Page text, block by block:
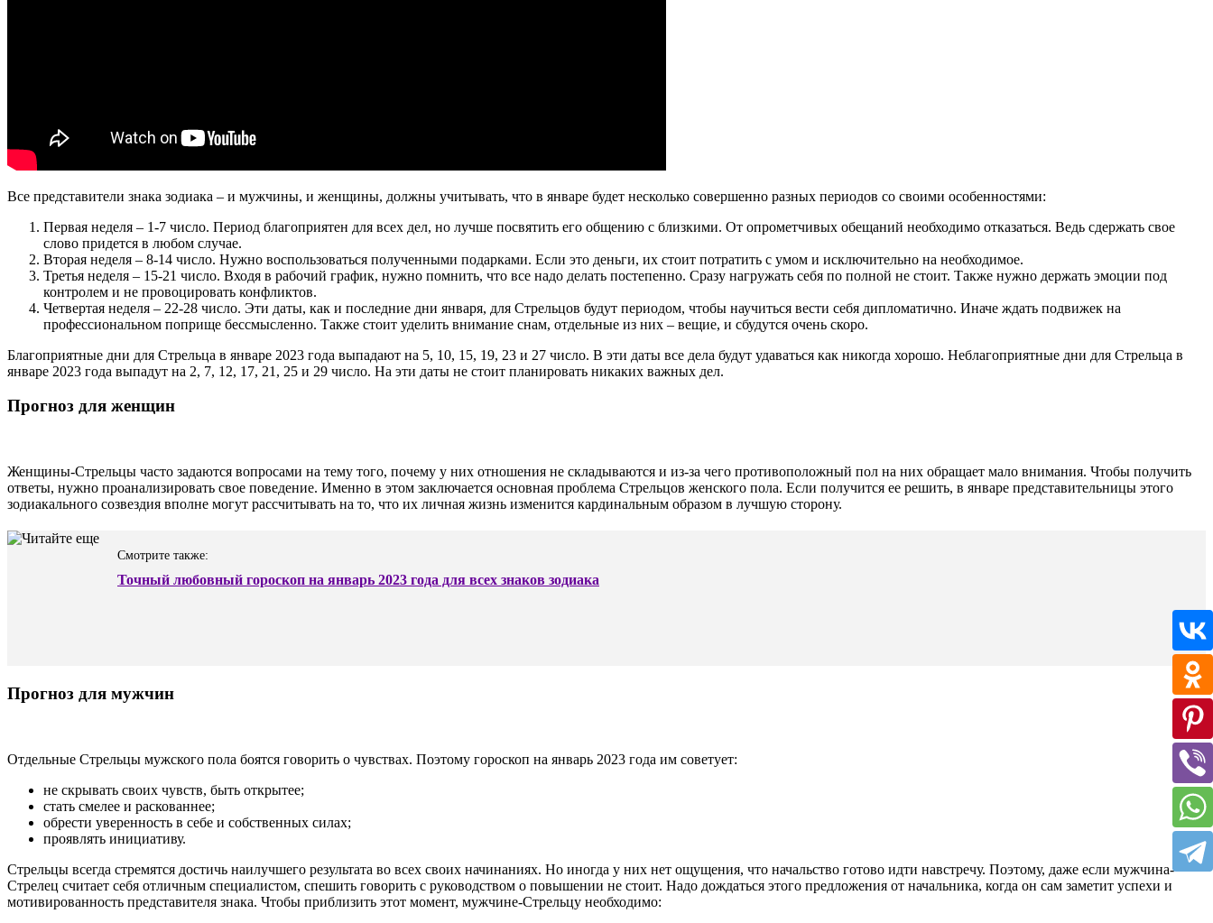
Все представители знака зодиака – и мужчины, и женщины, должны учитывать, что в январе будет несколько совершенно разных периодов со своими особенностями:
Первая неделя – 1-7 число. Период благоприятен для всех дел, но лучше посвятить его общению с близкими. От опрометчивых обещаний необходимо отказаться. Ведь сдержать свое
слово придется в любом случае.
Вторая неделя – 8-14 число. Нужно воспользоваться полученными подарками. Если это деньги, их стоит потратить с умом и исключительно на необходимое.
Третья неделя – 15-21 число. Входя в рабочий график, нужно помнить, что все надо делать постепенно. Сразу нагружать себя по полной не стоит. Также нужно держать эмоции под
контролем и не провоцировать конфликтов.
Четвертая неделя – 22-28 число. Эти даты, как и последние дни января, для Стрельцов будут периодом, чтобы научиться вести себя дипломатично. Иначе ждать подвижек на
профессиональном поприще бессмысленно. Также стоит уделить внимание снам, отдельные из них – вещие, и сбудутся очень скоро.
Благоприятные дни для Стрельца в январе 2023 года выпадают на 5, 10, 15, 19, 23 и 27 число. В эти даты все дела будут удаваться как никогда хорошо. Неблагоприятные дни для Стрельца в
январе 2023 года выпадут на 2, 7, 12, 17, 21, 25 и 29 число. На эти даты не стоит планировать никаких важных дел.
Прогноз для женщин
Женщины-Стрельцы часто задаются вопросами на тему того, почему у них отношения не складываются и из-за чего противоположный пол на них обращает мало внимания. Чтобы получить
ответы, нужно проанализировать свое поведение. Именно в этом заключается основная проблема Стрельцов женского пола. Если получится ее решить, в январе представительницы этого
зодиакального созвездия вполне могут рассчитывать на то, что их личная жизнь изменится кардинальным образом в лучшую сторону.
Смотрите также:
Точный любовный гороскоп на январь 2023 года для всех знаков зодиака
Прогноз для мужчин
Отдельные Стрельцы мужского пола боятся говорить о чувствах. Поэтому гороскоп на январь 2023 года им советует:
не скрывать своих чувств, быть открытее;
стать смелее и раскованнее;
обрести уверенность в себе и собственных силах;
проявлять инициативу.
Стрельцы всегда стремятся достичь наилучшего результата во всех своих начинаниях. Но иногда у них нет ощущения, что начальство готово идти навстречу. Поэтому, даже если мужчина-
Стрелец считает себя отличным специалистом, спешить говорить с руководством о повышении не стоит. Надо дождаться этого предложения от начальника, когда он сам заметит успехи и
мотивированность представителя знака. Чтобы приблизить этот момент, мужчине-Стрельцу необходимо: